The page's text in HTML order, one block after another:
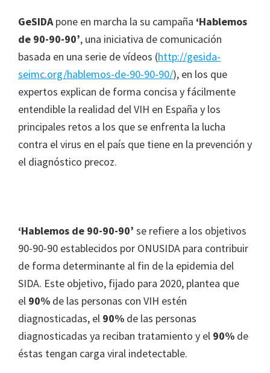
GeSIDA pone en marcha la su campaña ‘Hablemos
de 90-90-90’, una iniciativa de comunicación
basada en una serie de vídeos (http://gesida-
seimc.org/hablemos-de-90-90-90/), en los que
expertos explican de forma concisa y fácilmente
entendible la realidad del VIH en España y los
principales retos a los que se enfrenta la lucha
contra el virus en el país que tiene en la prevención y
el diagnóstico precoz.
‘Hablemos de 90-90-90’ se refiere a los objetivos
90-90-90 establecidos por ONUSIDA para contribuir
de forma determinante al fin de la epidemia del
SIDA. Este objetivo, fijado para 2020, plantea que
el 90% de las personas con VIH estén
diagnosticadas, el 90% de las personas
diagnosticadas ya reciban tratamiento y el 90% de
éstas tengan carga viral indetectable.